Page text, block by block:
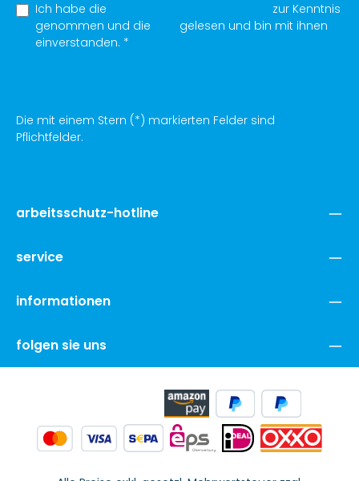
Ich habe die
zur Kenntnis
genommen und die
gelesen und bin mit ihnen
einverstanden. *
Die mit einem Stern (*) markierten Felder sind
Pflichtfelder.
arbeitsschutz-hotline
service
informationen
folgen sie uns